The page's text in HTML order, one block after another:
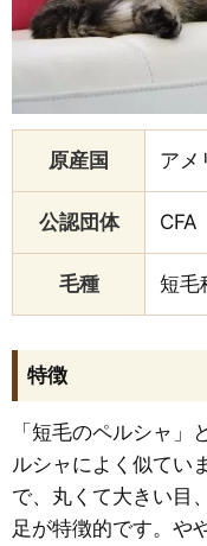
原産国 アメ
公認団体 CFA
毛種 短毛
特徴
「短毛のペルシャ
ルシャによく似てい
で、丸くて大きい目
足が特徴的です。や